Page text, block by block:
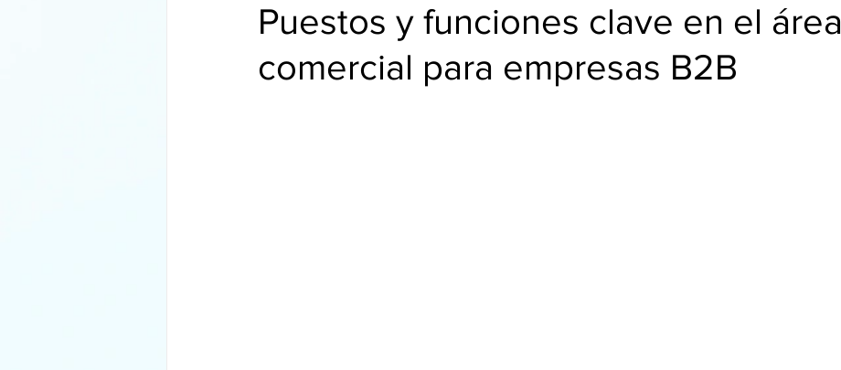
Puestos y funciones clave en el área
comercial para empresas B2B